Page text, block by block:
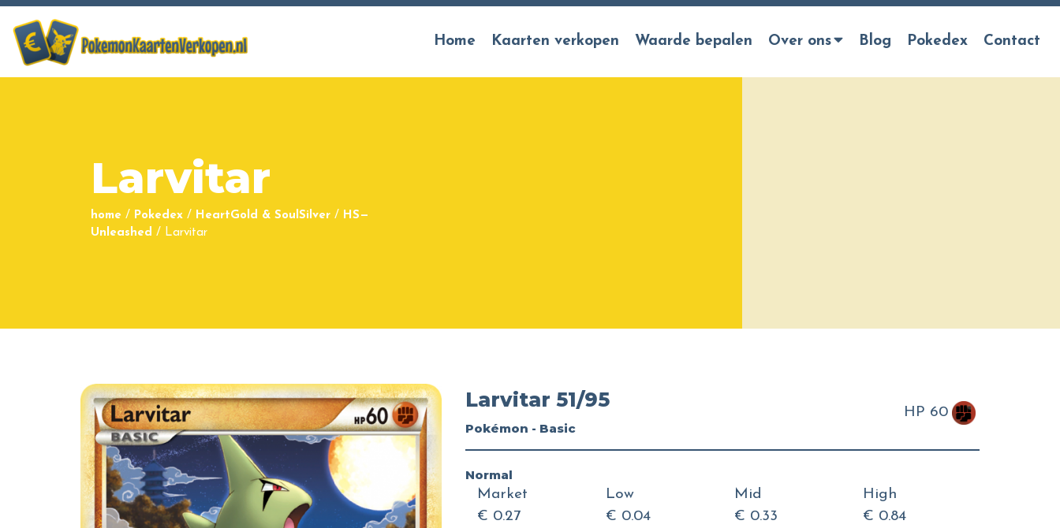
Home Kaarten verkopen Waarde bepalen Over ons Blog Pokedex Contact
Larvitar
home / Pokedex / HeartGold & SoulSilver / HS—
Unleashed / Larvitar
Larvitar 51/95
Pokémon - Basic
HP 60
Normal
Market
€ 0.27
Low
€ 0.04
Mid
€ 0.33
High
€ 0.84